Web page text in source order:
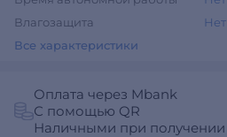
Влагозащита
Нет
Все характеристики
Оплата через Mbank
С помощью QR
Наличными при получении